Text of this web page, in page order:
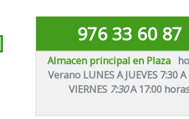
976 33 60 87
Almacen principal en Plaza
Verano LUNES A JUEVES 7:30 A
VIERNES 7:30A 17:00